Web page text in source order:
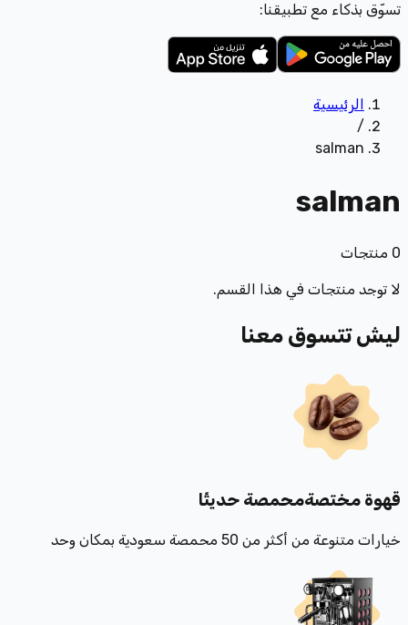
تسوّق بذكاء مع تطبيقنا:
الرئيسية
/
salman
salman
0 منتجات
لا توجد منتجات في هذا القسم.
ليش تتسوق معنا
قهوة مختصةمحمصة حديثًا
خيارات متنوعة من أكثر من 50 محمصة سعودية بمكان وحد